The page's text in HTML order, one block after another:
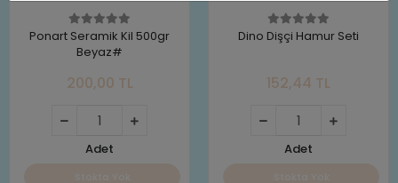
Ponart Seramik Kil 500gr
Beyaz#
200,00 TL
Adet
Dino Dişçi Hamur Seti
152,44 TL
Adet